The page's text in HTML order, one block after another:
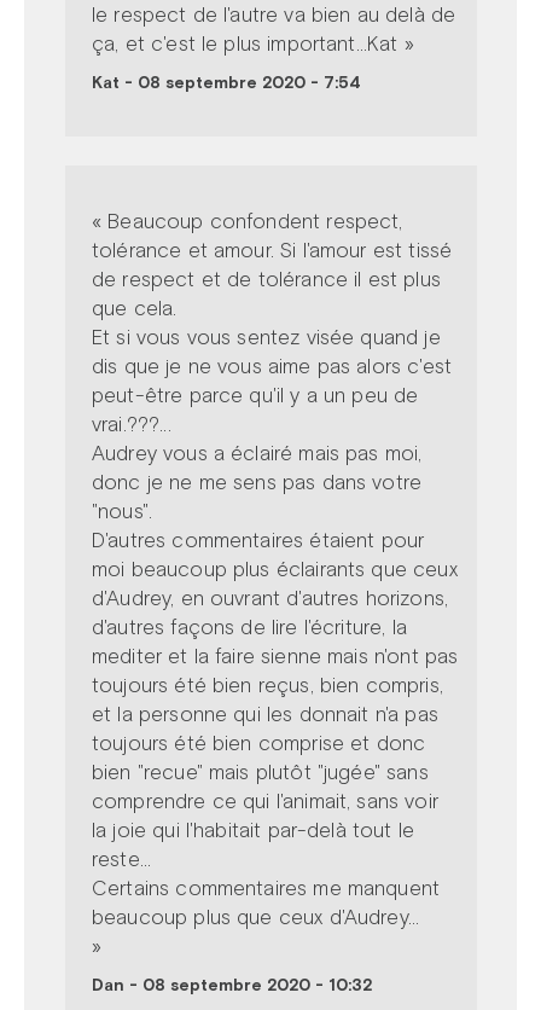
le respect de l'autre va bien au delà de
ça, et c'est le plus important...Kat »
Kat - 08 septembre 2020 - 7:54
« Beaucoup confondent respect,
tolérance et amour. Si l'amour est tissé
de respect et de tolérance il est plus
que cela.
Et si vous vous sentez visée quand je
dis que je ne vous aime pas alors c'est
peut-être parce qu'il y a un peu de
vrai.???...
Audrey vous a éclairé mais pas moi,
donc je ne me sens pas dans votre
"nous".
D'autres commentaires étaient pour
moi beaucoup plus éclairants que ceux
d'Audrey, en ouvrant d'autres horizons,
d'autres façons de lire l'écriture, la
mediter et la faire sienne mais n'ont pas
toujours été bien reçus, bien compris,
et la personne qui les donnait n'a pas
toujours été bien comprise et donc
bien "recue" mais plutôt "jugée" sans
comprendre ce qui l'animait, sans voir
la joie qui l'habitait par-delà tout le
reste...
Certains commentaires me manquent
beaucoup plus que ceux d'Audrey...
»
Dan - 08 septembre 2020 - 10:32